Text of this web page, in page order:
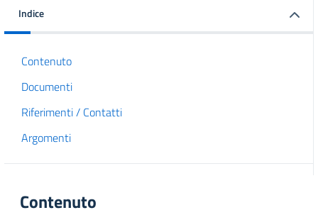
Indice
Contenuto
Documenti
Riferimenti / Contatti
Argomenti
Contenuto